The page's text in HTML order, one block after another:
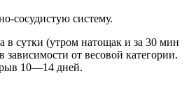
сосудистую систему.
сутки (утром натощак и за 30 мин
зависимости от весовой категории.
10—14 дней.